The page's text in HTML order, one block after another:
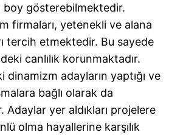
boy gösterebilmektedir.
firmaları, yetenekli ve alana
tercih etmektedir. Bu sayede
canlılık korunmaktadır.
dinamizm adayların yaptığı ve
bağlı olarak da
Adaylar yer aldıkları projelere
olma hayallerine karşılık